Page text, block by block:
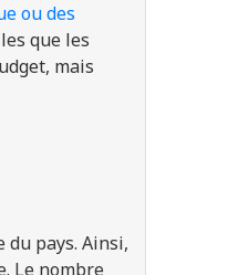
ou des
que les
mais
du pays. Ainsi,
Le nombre